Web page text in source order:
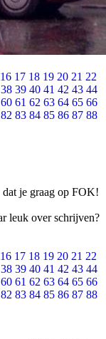
16 17 18 19 20 21 22
38 39 40 41 42 43 44
60 61 62 63 64 65 66
82 83 84 85 86 87 88
dat je graag op FOK!
leuk over schrijven?
16 17 18 19 20 21 22
38 39 40 41 42 43 44
60 61 62 63 64 65 66
82 83 84 85 86 87 88